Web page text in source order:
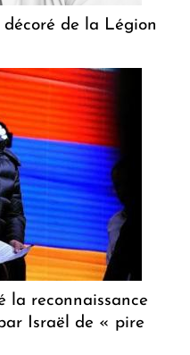
de la Légion
la reconnaissance
Israël de « pire